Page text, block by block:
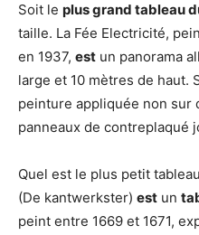
Soit le plus grand tableau
taille. La Fée Electricité,
en 1937, est un panorama
large et 10 mètres de haut.
peinture appliquée non sur
panneaux de contreplaqué
Quel est le plus petit
(De kantwerkster) est un
peint entre 1669 et 1671,